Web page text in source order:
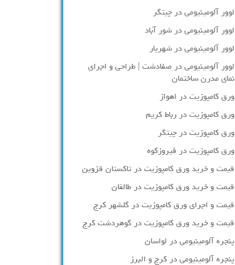
لوور آلومینیومی در چیتگر
لوور آلومینیومی در شور آباد
لوور آلومينيومي در شهريار
لوور آلومینیومی در صفادشت | طراحی و اجرای
نمای مدرن ساختمان
ورق کامپوزیت در اهواز
ورق کامپوزیت در رباط کریم
ورق کامپوزیت در چیتگر
ورق کامپوزیت در فیروزکوه
قیمت و خرید ورق کامپوزیت در تاکستان قزوین
قیمت و خرید ورق کامپوزیت در طالقان
قیمت و اجرای ورق کامپوزیت در گلشهر کرج
قیمت و خرید ورق کامپوزیت در گوهردشت کرج
پنجره آلومینیومی در لواسان
پنجره آلومینیومی در کرج و البرز